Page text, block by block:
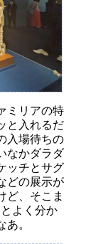
ミリアの特
と入れるだ
入場待ちの
なかダラダ
ッチとサグ
どの展示が
ど、そこま
よく分か
。